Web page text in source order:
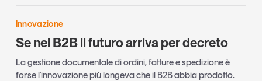
Innovazione
Se nel B2B il futuro arriva per decreto
La gestione documentale di ordini, fatture e spedizione è
forse l'innovazione più longeva che il B2B abbia prodotto.